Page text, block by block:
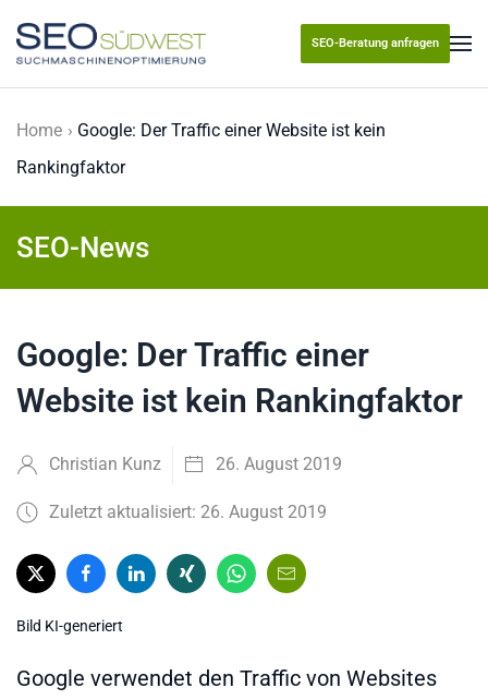
Skip to main content
SEO-Beratung anfragen
Home
Google: Der Traffic einer Website ist kein
Rankingfaktor
SEO-News
Google: Der Traffic einer
Website ist kein Rankingfaktor
Christian Kunz 26. August 2019
Zuletzt aktualisiert: 26. August 2019
Bild KI-generiert
Google verwendet den Traffic von Websites